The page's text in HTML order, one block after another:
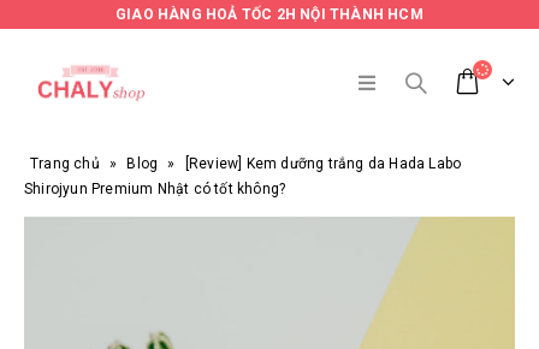
GIAO HÀNG HOẢ TỐC 2H NỘI THÀNH HCM
Trang chủ » Blog »
[Review] Kem dưỡng trắng da Hada Labo
Shirojyun Premium Nhật có tốt không?